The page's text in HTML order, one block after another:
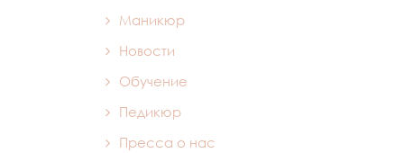
Маникюр
Новости
Обучение
Педикюр
Пресса о нас